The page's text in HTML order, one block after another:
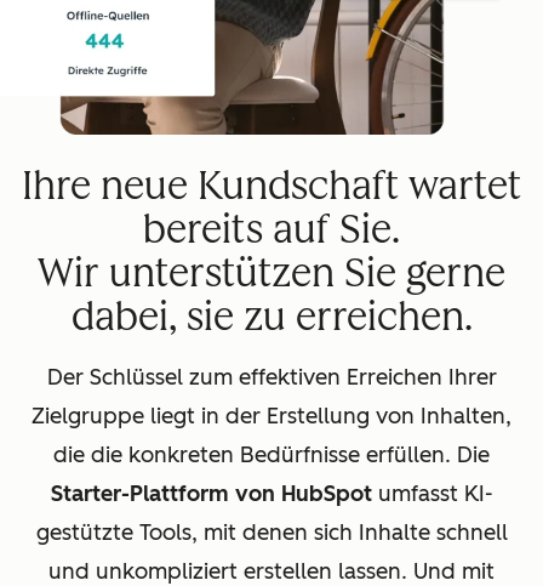
Ihre neue Kundschaft wartet
bereits auf Sie.
Wir unterstützen Sie gerne
dabei, sie zu erreichen.
Der Schlüssel zum effektiven Erreichen Ihrer
Zielgruppe liegt in der Erstellung von Inhalten,
die die konkreten Bedürfnisse erfüllen. Die
Starter-Plattform von HubSpotumfasst KI-
gestützte Tools, mit denen sich Inhalte schnell
und unkompliziert erstellen lassen. Und mit